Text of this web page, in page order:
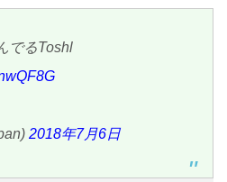
でるToshl
2018年7月6日